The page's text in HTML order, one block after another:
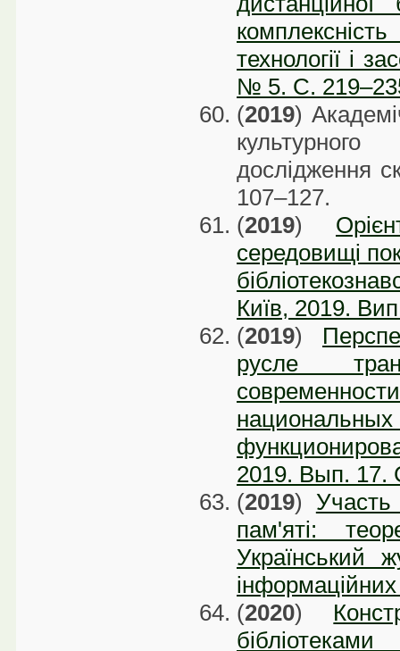
технології і
№ 5. С.
(2019)
культурного
дослідження
107–127.
(2019)
середовищі
Київ, 2019.
(2019)
русле
2019. Вып. 17.
(2019) Участь
пам'яті:
Український
(2020)